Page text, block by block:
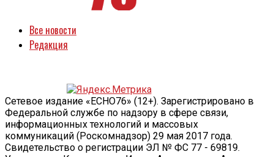
Все новости
Редакция
Сетевое издание «ECHO76» (12+). Зарегистрировано в
Федеральной службе по надзору в сфере связи,
информационных технологий и массовых
коммуникаций (Роскомнадзор) 29 мая 2017 года.
Свидетельство о регистрации ЭЛ № ФС 77 - 69819.